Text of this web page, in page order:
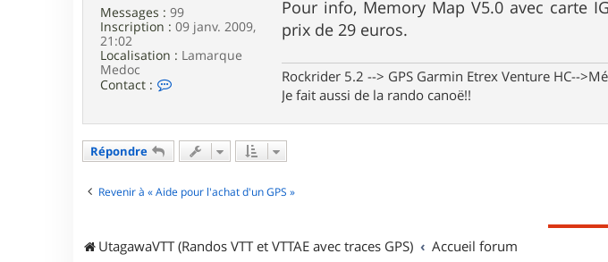
Messages : 99
Inscription : 09 janv. 2009,
21:02
Localisation : Lamarque
Medoc
Contact :
t
a
r
v
Pour info, Memory Map V5.0 avec carte
prix de 29 euros.
Rockrider 5.2 --> GPS Garmin Etrex Venture HC--
Je fait aussi de la rando canoë!!
Répondre
Revenir à « Aide pour l'achat d'un GPS »
UtagawaVTT (Randos VTT et VTTAE avec traces GPS) Accueil forum